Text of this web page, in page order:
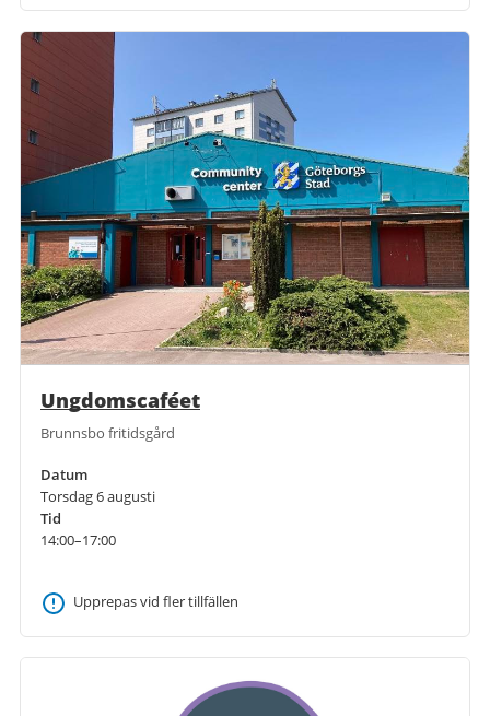
Ungdomscaféet
Brunnsbo fritidsgård
Datum
Torsdag 6 augusti
Tid
14:00–17:00
Upprepas vid fler tillfällen